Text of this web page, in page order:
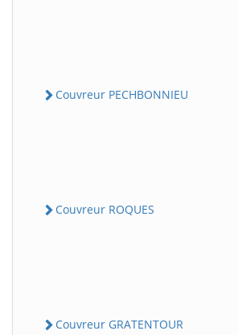
Couvreur PECHBONNIEU
Couvreur ROQUES
Couvreur GRATENTOUR